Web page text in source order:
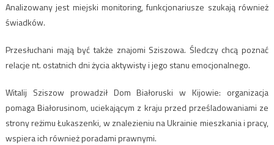
Analizowany jest miejski monitoring, funkcjonariusze szukają również
świadków.
Przesłuchani mają być także znajomi Sziszowa. Śledczy chcą poznać
relacje nt. ostatnich dni życia aktywisty i jego stanu emocjonalnego.
Witalij Sziszow prowadził Dom Białoruski w Kijowie: organizacja
pomaga Białorusinom, uciekającym z kraju przed prześladowaniami ze
strony reżimu Łukaszenki, w znalezieniu na Ukrainie mieszkania i pracy,
wspiera ich również poradami prawnymi.